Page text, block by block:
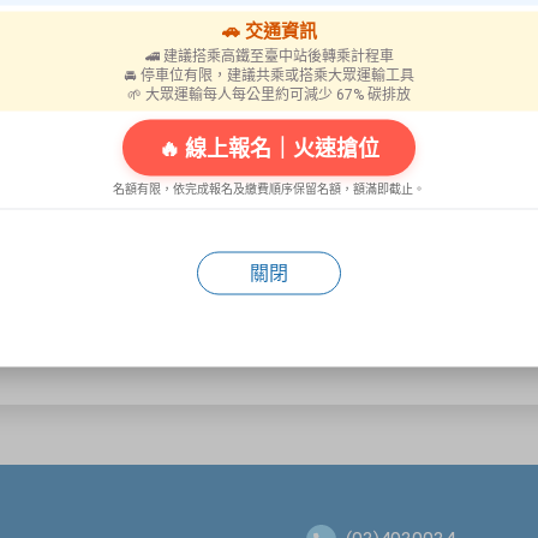
🚗 交通資訊
🚄 建議搭乘高鐵至臺中站後轉乘計程車
🚘 停車位有限，建議共乘或搭乘大眾運輸工具
🌱 大眾運輸每人每公里約可減少 67% 碳排放
🔥 線上報名｜火速搶位
名額有限，依完成報名及繳費順序保留名額，額滿即截止。
關閉